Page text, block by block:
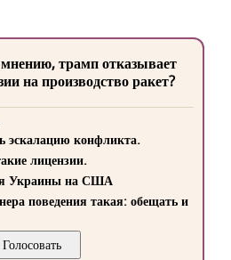
трамп отказывает
на производство ракет?
эскалацию конфликта.
лицензии.
Украины на США
поведения такая: обещать и